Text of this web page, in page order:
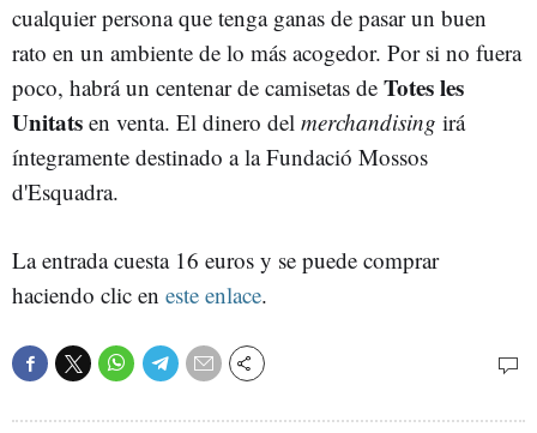
cualquier persona que tenga ganas de pasar un buen
rato en un ambiente de lo más acogedor. Por si no fuera
poco, habrá un centenar de camisetas de Totes les
Unitats en venta. El dinero del merchandising irá
íntegramente destinado a la Fundació Mossos
d'Esquadra.
La entrada cuesta 16 euros y se puede comprar
haciendo clic en este enlace.